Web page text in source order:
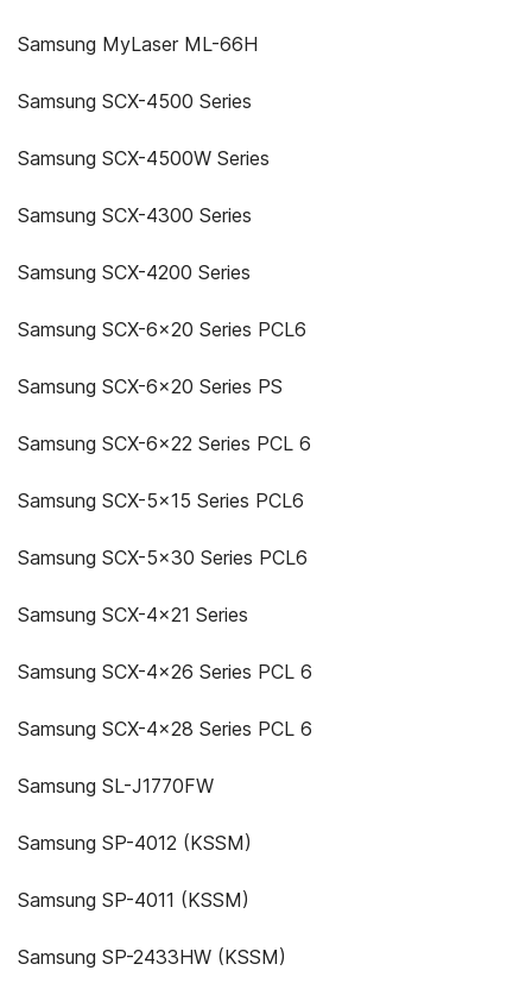
Samsung MyLaser ML-66H
Samsung SCX-4500 Series
Samsung SCX-4500W Series
Samsung SCX-4300 Series
Samsung SCX-4200 Series
Samsung SCX-6x20 Series PCL6
Samsung SCX-6x20 Series PS
Samsung SCX-6x22 Series PCL 6
Samsung SCX-5x15 Series PCL6
Samsung SCX-5x30 Series PCL6
Samsung SCX-4x21 Series
Samsung SCX-4x26 Series PCL 6
Samsung SCX-4x28 Series PCL 6
Samsung SL-J1770FW
Samsung SP-4012 (KSSM)
Samsung SP-4011 (KSSM)
Samsung SP-2433HW (KSSM)